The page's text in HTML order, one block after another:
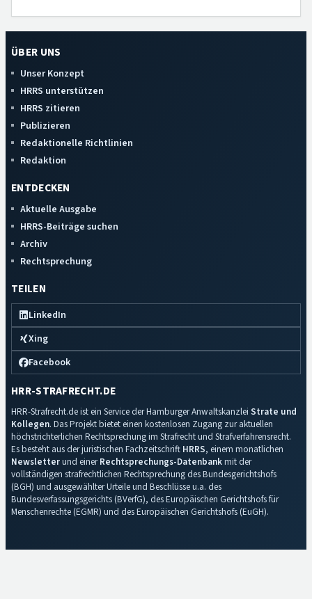
ÜBER UNS
Unser Konzept
HRRS unterstützen
HRRS zitieren
Publizieren
Redaktionelle Richtlinien
Redaktion
ENTDECKEN
Aktuelle Ausgabe
HRRS-Beiträge suchen
Archiv
Rechtsprechung
TEILEN
LinkedIn
Xing
Facebook
HRR-STRAFRECHT.DE
HRR-Strafrecht.de ist ein Service der Hamburger Anwaltskanzlei Strate und
Kollegen. Das Projekt bietet einen kostenlosen Zugang zur aktuellen
höchstrichterlichen Rechtsprechung im Strafrecht und Strafverfahrensrecht.
Es besteht aus der juristischen Fachzeitschrift HRRS, einem monatlichen
Newsletterund einerRechtsprechungs-Datenbankmit der
vollständigen strafrechtlichen Rechtsprechung des Bundesgerichtshofs
(BGH) und ausgewählter Urteile und Beschlüsse u.a. des
Bundesverfassungsgerichts (BVerfG), des Europäischen Gerichtshofs für
Menschenrechte (EGMR) und des Europäischen Gerichtshofs (EuGH).